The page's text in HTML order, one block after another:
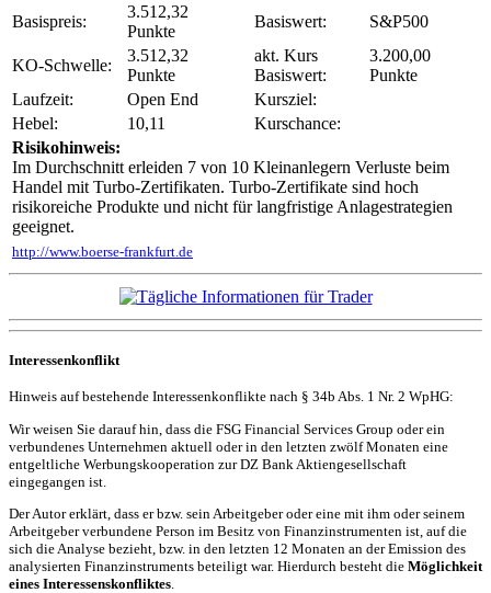
Basispreis:
3.512,32
Punkte
Basiswert: S&P500
KO-Schwelle:
3.512,32
Punkte
akt. Kurs
Basiswert:
3.200,00
Punkte
Laufzeit:
Open End
Kursziel:
Hebel:
10,11
Kurschance:
Risikohinweis:
Im Durchschnitt erleiden 7 von 10 Kleinanlegern Verluste beim
Handel mit Turbo-Zertifikaten. Turbo-Zertifikate sind hoch
risikoreiche Produkte und nicht für langfristige Anlagestrategien
geeignet.
http://www.boerse-frankfurt.de
Interessenkonflikt
Hinweis auf bestehende Interessenkonflikte nach § 34b Abs. 1 Nr. 2 WpHG:
Wir weisen Sie darauf hin, dass die FSG Financial Services Group oder ein
verbundenes Unternehmen aktuell oder in den letzten zwölf Monaten eine
entgeltliche Werbungskooperation zur DZ Bank Aktiengesellschaft
eingegangen ist.
Der Autor erklärt, dass er bzw. sein Arbeitgeber oder eine mit ihm oder seinem
Arbeitgeber verbundene Person im Besitz von Finanzinstrumenten ist, auf die
sich die Analyse bezieht, bzw. in den letzten 12 Monaten an der Emission des
analysierten Finanzinstruments beteiligt war. Hierdurch besteht die Möglichkeit
eines Interessenskonfliktes